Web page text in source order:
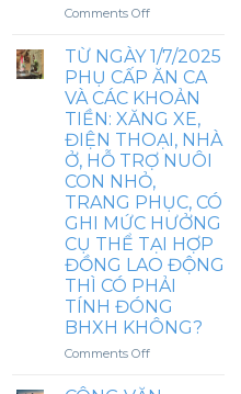
Comments Offon
KHẢO
CHÍNH
SÁCH
THUẾ
VỀ
KHOẢN
CHI
KHÁM
SỨC
KHỎE
LÀM
GIẤY
PHÉP
LAO
ĐỘNG
CHO
NGƯỜI
TỪ NGÀY 1/7/2025
PHỤ CẤP ĂN CA
VÀ CÁC KHOẢN
TIỀN: XĂNG XE,
ĐIỆN THOẠI, NHÀ
Ở, HỖ TRỢ NUÔI
CON NHỎ,
TRANG PHỤC, CÓ
GHI MỨC HƯỞNG
CỤ THỂ TẠI HỢP
ĐỒNG LAO ĐỘNG
THÌ CÓ PHẢI
TÍNH ĐÓNG
BHXH KHÔNG?
Comments Offon
NGÀY